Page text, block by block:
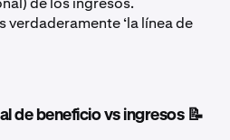
‘la línea de
de beneficio vs ingresos 📝